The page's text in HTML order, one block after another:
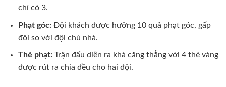
chỉ có 3.
Phạt góc:Đội khách được hưởng 10 quả phạt góc, gấp
đôi so với đội chủ nhà.
Thẻ phạt:Trận đấu diễn ra khá căng thẳng với 4 thẻ vàng
được rút ra chia đều cho hai đội.